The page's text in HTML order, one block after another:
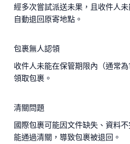
經多次嘗試派送未果，且收件人
自動退回原寄地點。
包裹無人認領
收件人未能在保管期限內（通常
領取包裹。
清關問題
國際包裹可能因文件缺失、資料
能通過清關，導致包裹被退回。